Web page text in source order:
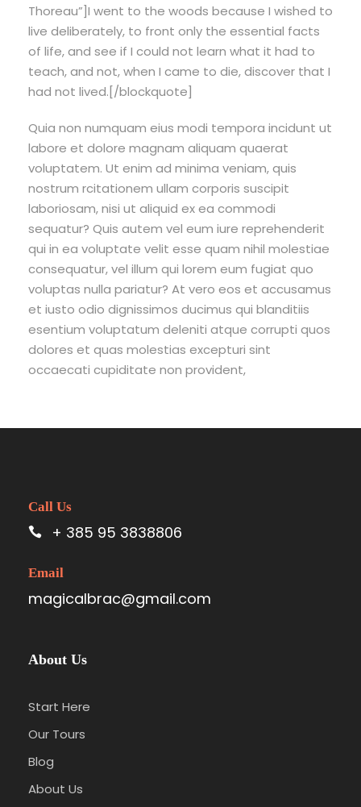
Thoreau”]I went to the woods because I wished to
live deliberately, to front only the essential facts
of life, and see if I could not learn what it had to
teach, and not, when I came to die, discover that I
had not lived.[/blockquote]
Quia non numquam eius modi tempora incidunt ut
labore et dolore magnam aliquam quaerat
voluptatem. Ut enim ad minima veniam, quis
nostrum rcitationem ullam corporis suscipit
laboriosam, nisi ut aliquid ex ea commodi
sequatur? Quis autem vel eum iure reprehenderit
qui in ea voluptate velit esse quam nihil molestiae
consequatur, vel illum qui lorem eum fugiat quo
voluptas nulla pariatur? At vero eos et accusamus
et iusto odio dignissimos ducimus qui blanditiis
esentium voluptatum deleniti atque corrupti quos
dolores et quas molestias excepturi sint
occaecati cupiditate non provident,
Call Us
+ 385 95 3838806
Email
magicalbrac@gmail.com
About Us
Start Here
Our Tours
Blog
About Us